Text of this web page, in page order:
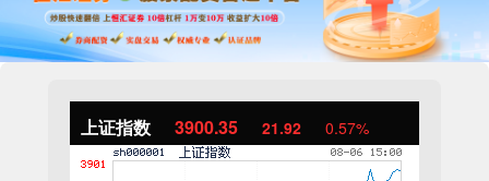
上证指数 3900.35 21.92 0.57%